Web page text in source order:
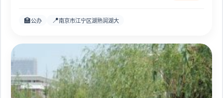
🏫公办 📍南京市江宁区湖熟润湖大